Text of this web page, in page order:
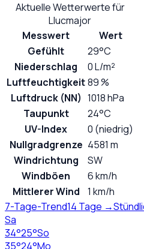
Aktuelle Wetterwerte für
Llucmajor
Messwert
Wert
Gefühlt
29°C
Niederschlag
0 L/m²
Luftfeuchtigkeit89 %
Luftdruck (NN) 1018 hPa
Taupunkt
24°C
UV-Index
0 (niedrig)
Nullgradgrenze 4581 m
Windrichtung
SW
Windböen
6 km/h
Mittlerer Wind
1 km/h
7-Tage-Trend14 Tage →
Sa
34°25°So
35°24°Mo